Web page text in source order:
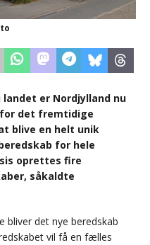
er Nordjylland nu
det fremtidige
blive en helt unik
for hele
oprettes fire
såkaldte
bliver det nye beredskab
vil få en fælles